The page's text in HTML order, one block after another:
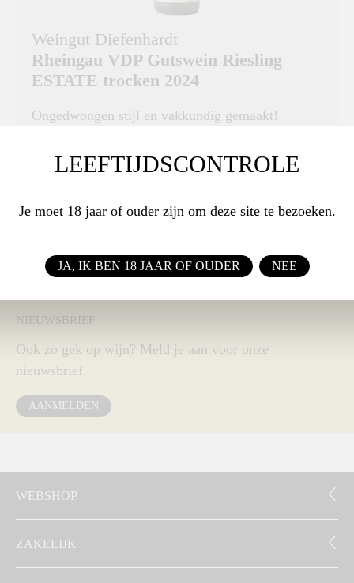
Weingut Diefenhardt
Rheingau VDP Gutswein Riesling
ESTATE trocken 2024
Ongedwongen stijl en vakkundig gemaakt!
Riesling
€ 14,95
NIEUWSBRIEF
Ook zo gek op wijn? Meld je aan voor onze
nieuwsbrief.
AANMELDEN
WEBSHOP
ZAKELIJK
LEEFTIJDSCONTROLE
Je moet 18 jaar of ouder zijn om deze site te bezoeken.
JA, IK BEN 18 JAAR OF OUDER NEE